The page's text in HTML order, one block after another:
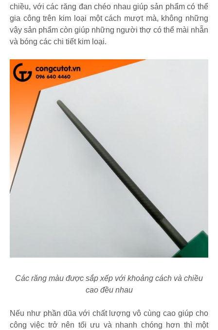
chiều, với các răng đan chéo nhau giúp sản phẩm có thể
gia công trên kim loại một cách mượt mà, không những
vậy sản phẩm còn giúp những người thợ có thể mài nhẵn
và bóng các chi tiết kim loại.
Các răng màu được sắp xếp với khoảng cách và chiều
cao đều nhau
Nếu như phần dũa với chất lượng vô cùng cao giúp cho
công việc trở nên tối ưu và nhanh chóng hơn thì một